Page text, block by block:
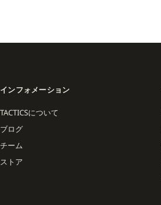
インフォメーション
TACTICSについて
ブログ
チーム
ストア